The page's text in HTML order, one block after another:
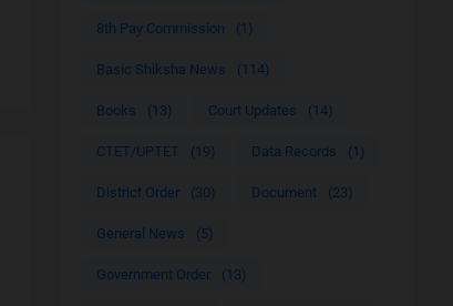
8th Pay Commission (1)
Basic Shiksha News (114)
Books (13) Court Updates (14)
CTET/UPTET (19) Data Records (1)
District Order (30) Document (23)
General News (5)
Government Order (13)